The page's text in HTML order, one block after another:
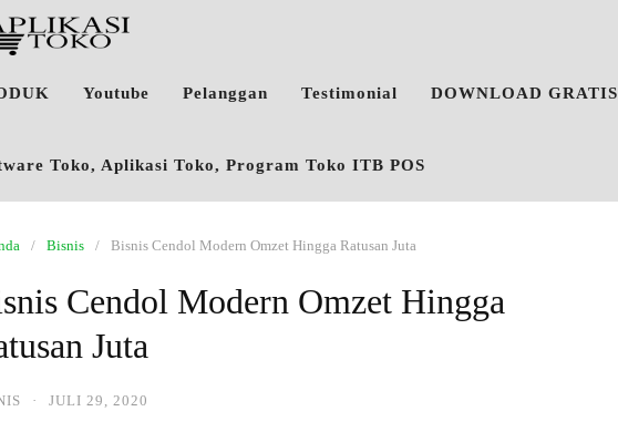
Youtube Pelanggan Testimonial DOWNLOAD GRATIS
Toko, Aplikasi Toko, Program Toko ITB POS
Bisnis Bisnis Cendol Modern Omzet Hingga Ratusan Juta
Cendol Modern Omzet Hingga
Juta
· JULI 29, 2020